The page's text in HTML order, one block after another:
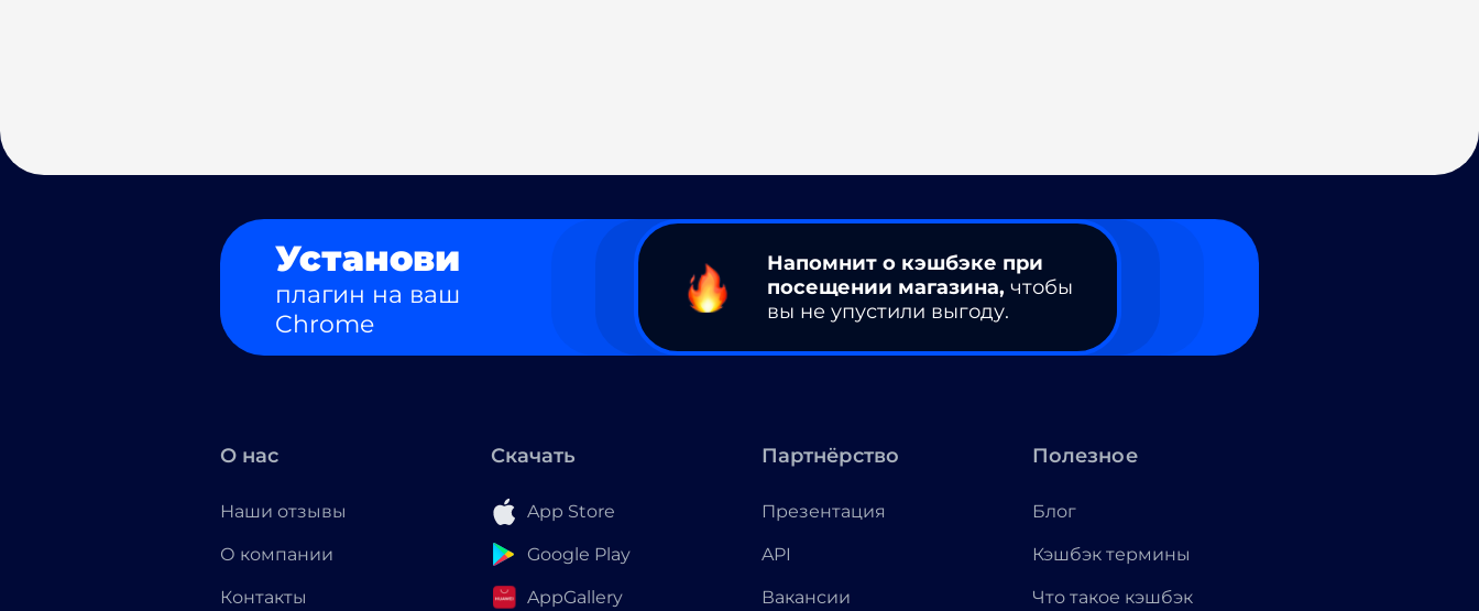
Установи
плагин на ваш
Chrome
Напомнит о кэшбэке при
посещении магазина, чтобы
вы не упустили выгоду.
О нас
Наши отзывы
О компании
Контакты
Скачать
App Store
Google Play
AppGallery
Партнёрство
Презентация
API
Вакансии
Полезное
Блог
Кэшбэк термины
Что такое кэшбэк